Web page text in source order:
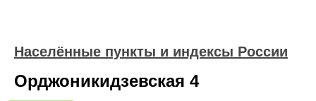
Населённые пункты и индексы России
Орджоникидзевская 4